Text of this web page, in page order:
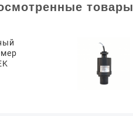
товары